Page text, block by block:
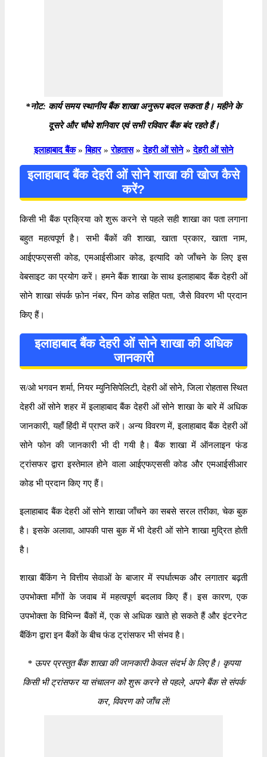
*नोट: कार्य समय स्थानीय बैंक शाखा अनुरूप बदल सकता है। महीने के
दूसरे और चौथे शनिवार एवं सभी रविवार बैंक बंद रहते हैं।
इलाहाबाद बैंक » बिहार » रोहतास » देहरी ओं सोने » देहरी ओं सोने
इलाहाबाद बैंक देहरी ओं सोने शाखा की खोज कैसे
करें?
किसी भी बैंक प्रक्रिया को शुरू करने से पहले सही शाखा का पता लगाना
बहुत महत्वपूर्ण है। सभी बैंकों की शाखा, खाता प्रकार, खाता नाम,
आईएफएससी कोड, एमआईसीआर कोड, इत्यादि को जाँचने के लिए इस
वेबसाइट का प्रयोग करें। हमने बैंक शाखा के साथ इलाहाबाद बैंक देहरी ओं
सोने शाखा संपर्क फ़ोन नंबर, पिन कोड सहित पता, जैसे विवरण भी प्रदान
किए हैं।
इलाहाबाद बैंक देहरी ओं सोने शाखा की अधिक
जानकारी
स/ओ भगवन शर्मा, नियर म्युनिसिपेलिटी, देहरी ओं सोने, जिला रोहतास स्थित
देहरी ओं सोने शहर में इलाहाबाद बैंक देहरी ओं सोने शाखा के बारे में अधिक
जानकारी, यहाँ हिंदी में प्राप्त करें। अन्य विवरण में, इलाहाबाद बैंक देहरी ओं
सोने फोन की जानकारी भी दी गयी है। बैंक शाखा में ऑनलाइन फंड
ट्रांसफर द्वारा इस्तेमाल होने वाला आईएफएससी कोड और एमआईसीआर
कोड भी प्रदान किए गए हैं।
इलाहाबाद बैंक देहरी ओं सोने शाखा जाँचने का सबसे सरल तरीका, चेक बुक
है। इसके अलावा, आपकी पास बुक में भी देहरी ओं सोने शाखा मुद्रित होती
है।
शाखा बैंकिंग ने वित्तीय सेवाओं के बाजार में स्पर्धात्मक और लगातार बढ़ती
उपभोक्ता माँगों के जवाब में महत्वपूर्ण बदलाव किए हैं। इस कारण, एक
उपभोक्ता के विभिन्न बैंकों में, एक से अधिक खाते हो सकते हैं और इंटरनेट
बैंकिंग द्वारा इन बैंकों के बीच फंड ट्रांसफर भी संभव है।
*ऊपर प्रस्तुत बैंक शाखा की जानकारी केवल संदर्भ के लिए है। कृपया
किसी भी ट्रांसफर या संचालन को शुरू करने से पहले, अपने बैंक से संपर्क
कर, विवरण को जाँच लें!